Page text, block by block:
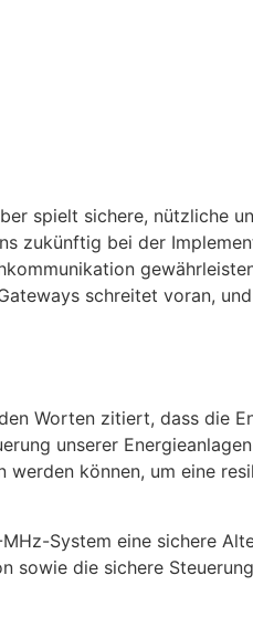
spielt sichere, nützliche
zukünftig bei der
schreitet voran,
Worten zitiert, dass die
unserer
können, um eine
System eine sichere
sowie die sichere